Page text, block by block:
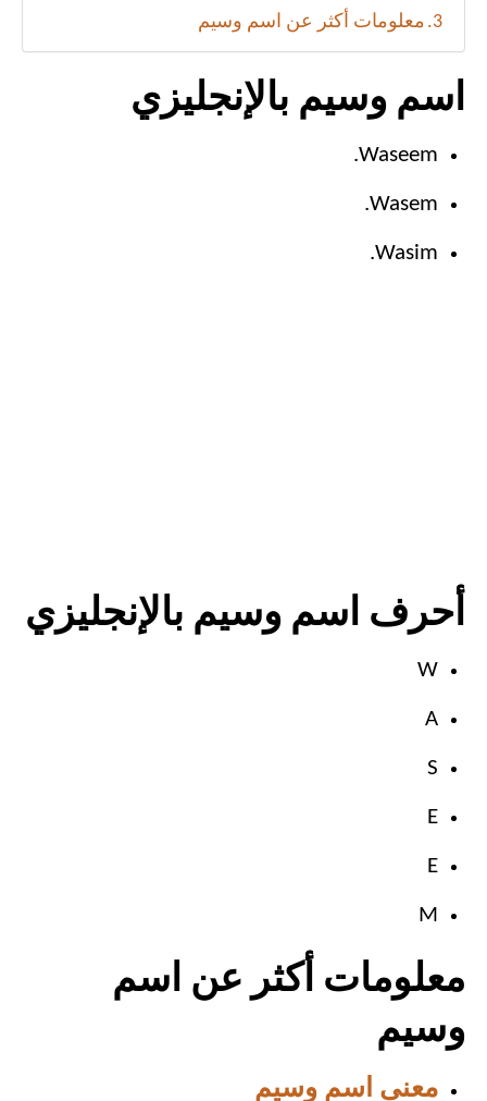
معلومات أكثر عن اسم وسيم
اسم وسيم بالإنجليزي
Waseem.
Wasem.
Wasim.
أحرف اسم وسيم بالإنجليزي
W
A
S
E
E
M
معلومات أكثر عن اسم
وسيم
معنى اسم وسيم